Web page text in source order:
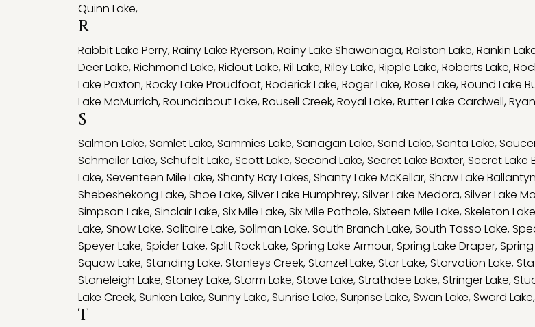
Quinn Lake,
R
Rabbit Lake Perry,Rainy Lake Ryerson,Rainy Lake Shawanaga,Ralston Lake,Rankin
Deer Lake,Richmond Lake,Ridout Lake,Ril Lake,Riley Lake,Ripple Lake,Roberts Lake,
Lake Paxton,Rocky Lake Proudfoot,Roderick Lake,Roger Lake,Rose Lake,Round Lake
Lake McMurrich,Roundabout Lake,Rousell Creek,Royal Lake,Rutter Lake Cardwell,
S
Salmon Lake,Samlet Lake,Sammies Lake,Sanagan Lake,Sand Lake,Santa Lake,
Schmeiler Lake,Schufelt Lake,Scott Lake,Second Lake,Secret Lake Baxter,Secret Lake
Lake,Seventeen Mile Lake,Shanty Bay Lakes,Shanty Lake McKellar,Shaw Lake
Shebeshekong Lake,Shoe Lake,Silver Lake Humphrey,Silver Lake Medora,Silver Lake
Simpson Lake,Sinclair Lake,Six Mile Lake,Six Mile Pothole,Sixteen Mile Lake,Skeleton Lake
Lake,Snow Lake,Solitaire Lake,Sollman Lake,South Branch Lake,South Tasso Lake,
Speyer Lake,Spider Lake,Split Rock Lake,Spring Lake Armour,Spring Lake Draper,
Squaw Lake,Standing Lake,Stanleys Creek,Stanzel Lake,Star Lake,Starvation Lake,
Stoneleigh Lake,Stoney Lake,Storm Lake,Stove Lake,Strathdee Lake,Stringer Lake,
Lake Creek,Sunken Lake,Sunny Lake,Sunrise Lake,Surprise Lake,Swan Lake,Sward Lake,
T